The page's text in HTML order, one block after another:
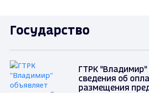
Государство
ГТРК "Владимир"
сведения об
размещения